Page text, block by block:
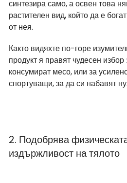
синтезира само, а освен това
растителен вид, който да е
от нея.
Както видяхте по-горе
продукт я правят чудесен избор
консумират месо, или за
спортуващи, за да си набавят
2. Подобрява
издържливост на тялото